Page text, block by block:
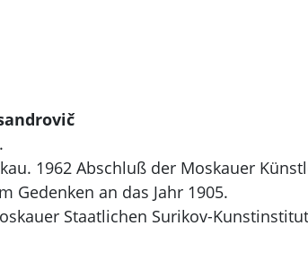
1962 Abschluß der Moskauer
Gedenken an das Jahr 1905.
Staatlichen Surikov-
B. A. Uspenskij.
Werbegraphik, Mitarbeit bei den